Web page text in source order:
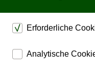
Erforderliche
dienen dem
Website.
Analytische